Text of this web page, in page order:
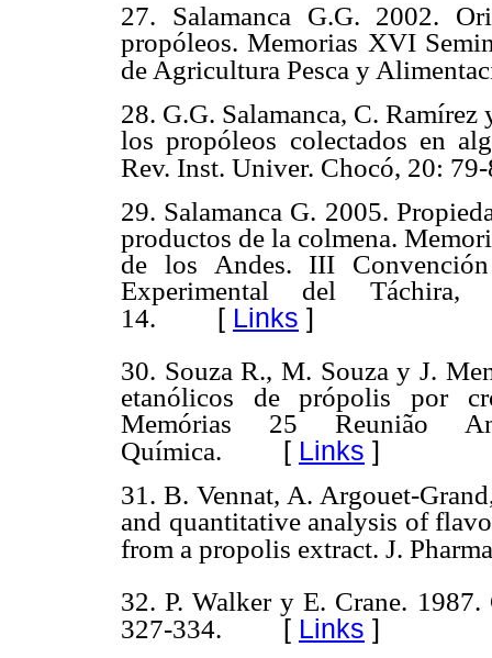
27. Salamanca G.G. 2002.
propóleos. Memorias XVI
de Agricultura Pesca y
28. G.G. Salamanca, C.
los propóleos colectados en
Rev. Inst. Univer. Chocó, 20:
29. Salamanca G. 2005.
productos de la colmena.
de los Andes. III
Experimental del
14. [ Links ]
30. Souza R., M. Souza y J.
etanólicos de própolis por
Memórias 25 Reunião
Química. [ Links ]
31. B. Vennat, A. Argouet-
and quantitative analysis of
from a propolis extract. J.
32. P. Walker y E. Crane.
327-334. [ Links ]